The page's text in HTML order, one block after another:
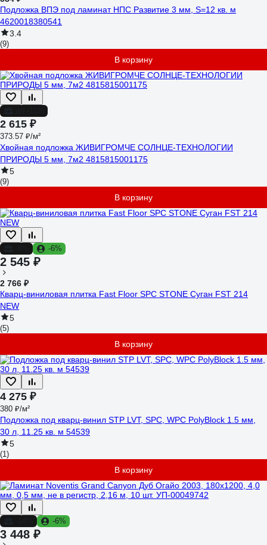
Подложка ВПЭ под ламинат НПС Развитие 3 мм, S=12 кв. м
4620018380541
3.4
(9)
В корзину
2 615 ₽
373.57 ₽/м²
Хвойная подложка ЖИВИГРОМЧЕ СОЛНЦЕ-ТЕХНОЛОГИИ
ПРИРОДЫ 5 мм, 7м2 4815815001175
5
(9)
В корзину
-6%
2 545 ₽
2 766 ₽
Кварц-виниловая плитка Fast Floor SPC STONE Суган FST 214
NEW
5
(5)
В корзину
4 275 ₽
380 ₽/м²
Подложка под кварц-винил STP LVT, SPC, WPC PolyBlock 1.5 мм,
30 л, 11.25 кв. м 54539
5
(1)
В корзину
-6%
3 448 ₽